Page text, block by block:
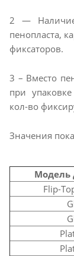
2 — Наличие
пенопласта,
фиксаторов.
3 – Вместо
при
кол-во
Значения
Модель
Flip-